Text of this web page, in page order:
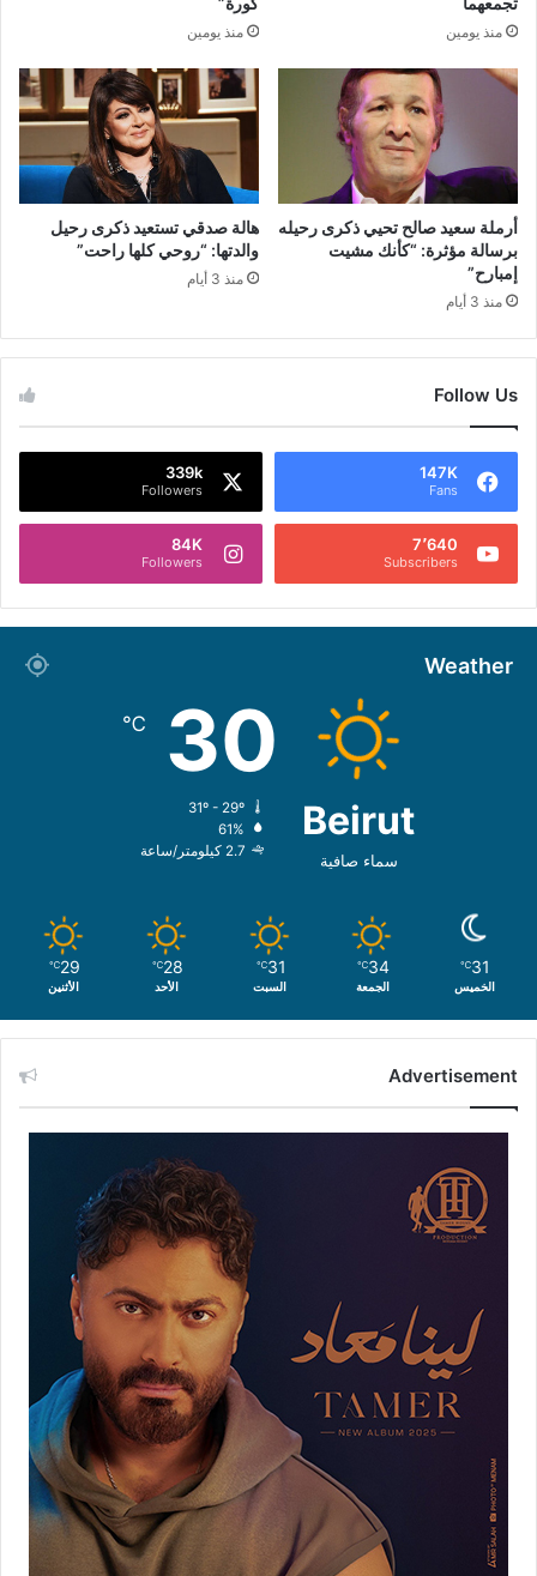
منذ يومين منذ يومين
أرملة سعيد صالح تحيي ذكرى رحيله
برسالة مؤثرة: “كأنك مشيت
إمبارح”
منذ 3 أيام
هالة صدقي تستعيد ذكرى رحيل
والدتها: “روحي كلها راحت”
منذ 3 أيام
Follow Us
147K
Fans
339k
Followers
7٬640
Subscribers
84K
Followers
Weather
Beirut
سماء صافية
30
℃
61%
2.7 كيلومتر/ساعة
31
℃
الخميس
34
℃
الجمعة
31
℃
السبت
28
℃
الأحد
29
℃
الأثنين
Advertisement